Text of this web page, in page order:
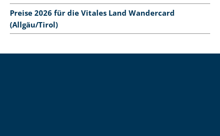
Preise 2026 für die Vitales Land Wandercard
(Allgäu/Tirol)